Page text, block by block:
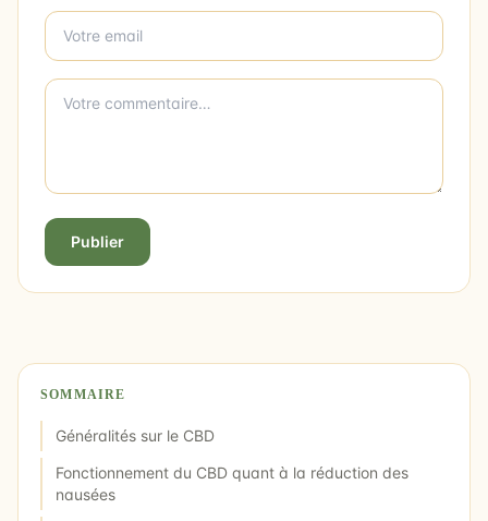
Publier
SOMMAIRE
Généralités sur le CBD
Fonctionnement du CBD quant à la réduction des
nausées